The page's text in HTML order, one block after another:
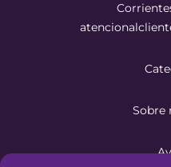
Sobre